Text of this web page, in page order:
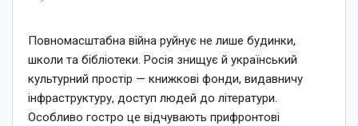
Повномасштабна війна руйнує не лише будинки,
школи та бібліотеки. Росія знищує й український
культурний простір — книжкові фонди, видавничу
інфраструктуру, доступ людей до літератури.
Особливо гостро це відчувають прифронтові